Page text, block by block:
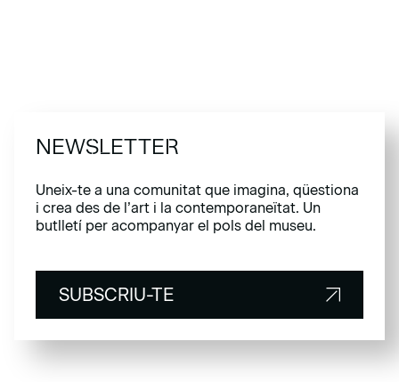
NEWSLETTER
Uneix-te a una comunitat que imagina, qüestiona
i crea des de l’art i la contemporaneïtat. Un
butlletí per acompanyar el pols del museu.
SUBSCRIU-TE
SUBSCRIU-TE